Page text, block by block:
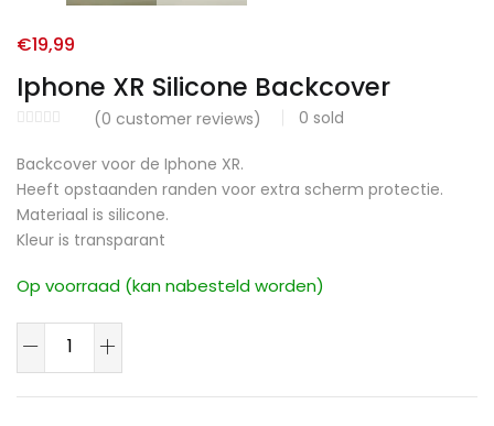
Iphone XR Silicone Backcover
(0 customer reviews) 0 sold
€19,99
Backcover voor de Iphone XR.
Heeft opstaanden randen voor extra scherm protectie.
Materiaal is silicone.
Kleur is transparant
Op voorraad (kan nabesteld worden)
Iphone
Silicone